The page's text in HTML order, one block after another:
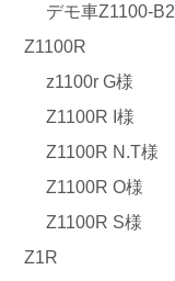
デモ車Z1100-B2
Z1100R
z1100r G様
Z1100R I様
Z1100R N.T様
Z1100R O様
Z1100R S様
Z1R